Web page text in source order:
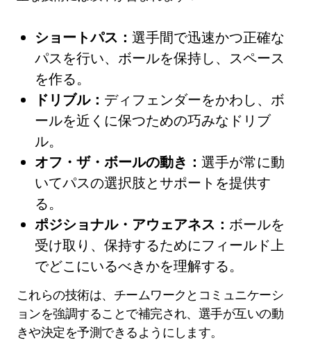
ショートパス： 選手間で迅速かつ正確な
パスを行い、ボールを保持し、スペース
を作る。
ドリブル： ディフェンダーをかわし、ボ
ールを近くに保つための巧みなドリブ
ル。
オフ・ザ・ボールの動き： 選手が常に動
いてパスの選択肢とサポートを提供す
る。
ポジショナル・アウェアネス： ボールを
受け取り、保持するためにフィールド上
でどこにいるべきかを理解する。
これらの技術は、チームワークとコミュニケーシ
ョンを強調することで補完され、選手が互いの動
きや決定を予測できるようにします。